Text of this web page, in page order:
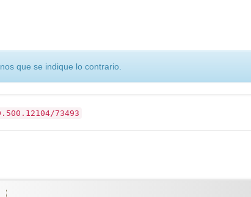
que se indique lo contrario.
73493